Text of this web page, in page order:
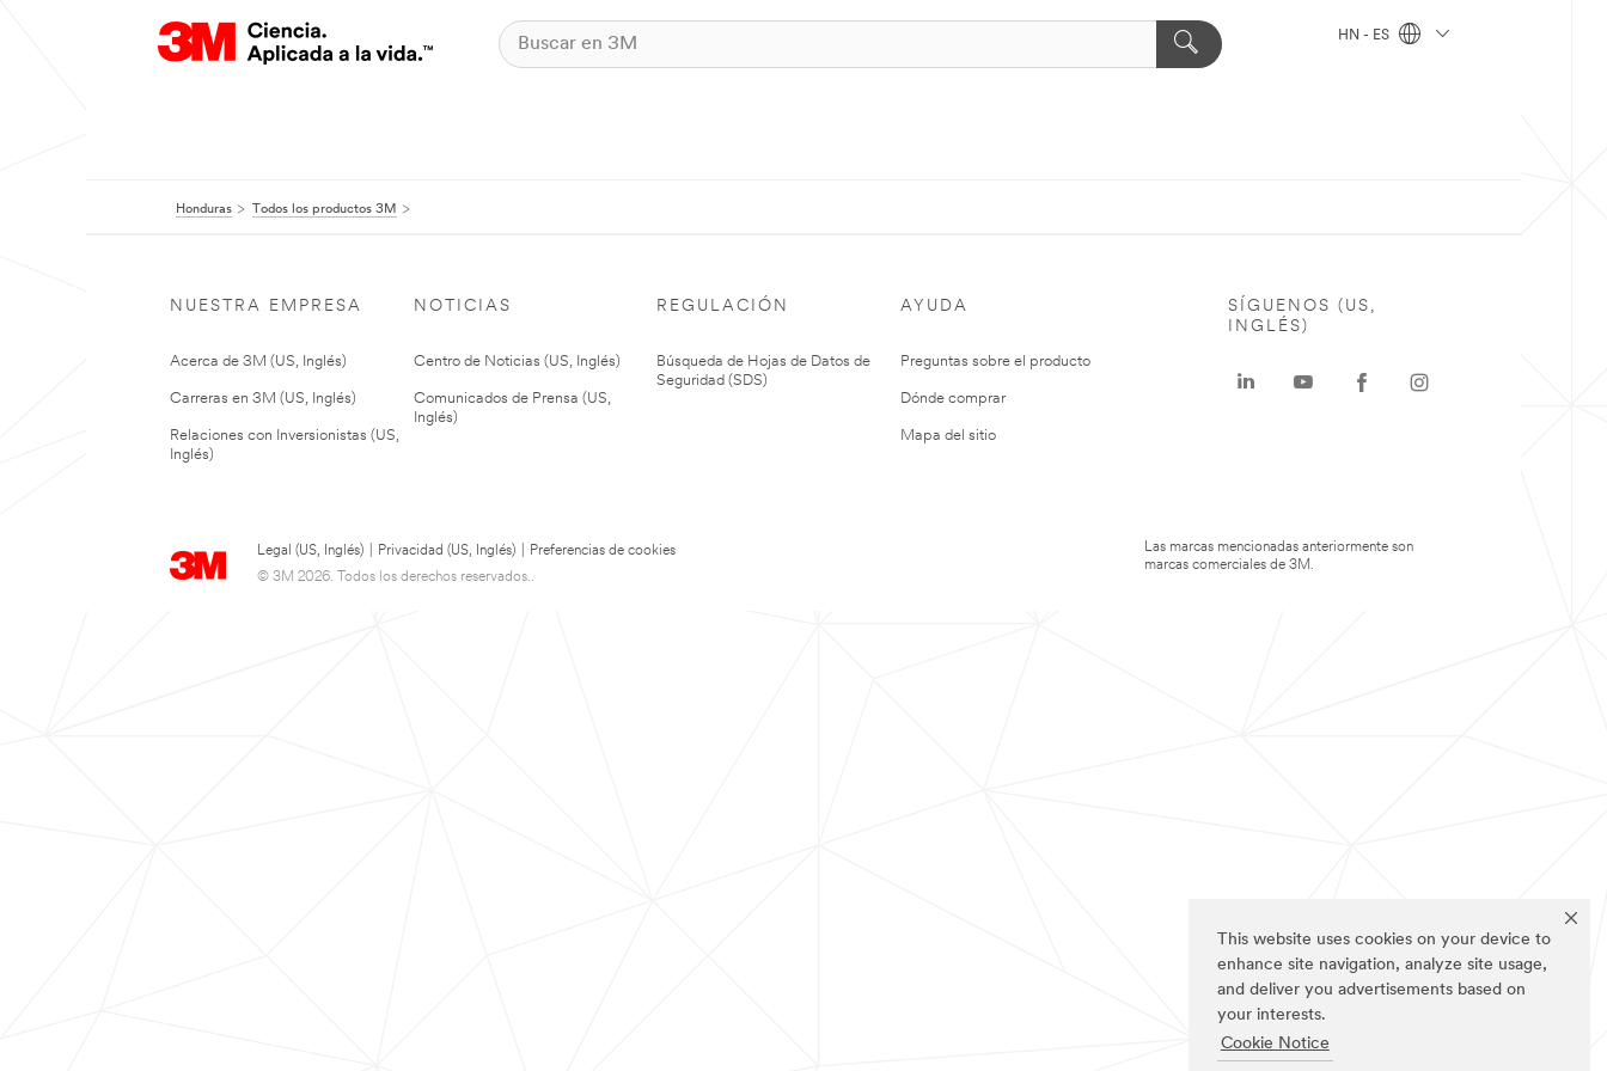
This website uses cookies on your device to
enhance site navigation, analyze site usage,
and deliver you advertisements based on
your interests.
Cookie Notice
HN - ES
Honduras Todos los productos 3M
NUESTRA EMPRESA
Acerca de 3M (US, Inglés)
Carreras en 3M (US, Inglés)
Relaciones con Inversionistas (US,
Inglés)
NOTICIAS
Centro de Noticias (US, Inglés)
Comunicados de Prensa (US,
Inglés)
REGULACIÓN
Búsqueda de Hojas de Datos de
Seguridad (SDS)
AYUDA
Preguntas sobre el producto
Dónde comprar
Mapa del sitio
Legal (US, Inglés) Privacidad (US, Inglés)
Preferencias de cookies
© 3M 2026. Todos los derechos reservados..
SÍGUENOS (US,
INGLÉS)
Las marcas mencionadas anteriormente son
marcas comerciales de 3M.